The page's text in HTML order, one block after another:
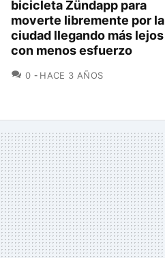
bicicleta Zündapp para
moverte libremente por la
ciudad llegando más lejos
con menos esfuerzo
0 COMENTARIOS
HACE 3 AÑOS